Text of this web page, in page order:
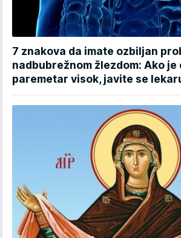
7 znakova da imate ozbiljan
nadbubrežnom žlezdom: Ako je
paremetar visok, javite se